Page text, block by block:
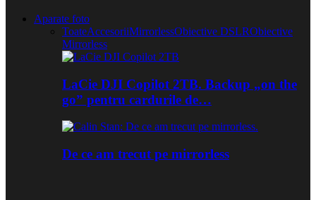
Aparate foto
ToateAccesoriiMirrorlessObiective DSLRObiective
Mirrorless
LaCie DJI Copilot 2TB. Backup „on the
go” pentru cardurile de…
De ce am trecut pe mirrorless